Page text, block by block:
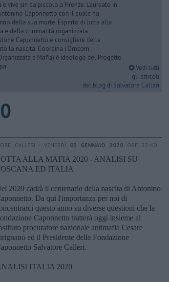
vive sin da piccolo a Firenze. Laureato in
Caponnetto con il quale ha
della sua morte. Esperto di lotta alla
e della criminalità organizzata
Caponnetto e consigliere della
la nascita. Coordina l'Omcom
e Mafia) è ideologo del Progetto
Vedi tutti
gli articoli
del blog di Salvatore Calleri
CALLERI - VENERDÌ 03 GENNAIO 2020 ORE 22:40
ALLA MAFIA 2020 - ANALISI SU
ED ITALIA
2020 cadrà il centenario della nascita di Antonino
Da qui l'importanza per noi di
questo anno su diverse questioni che la
Caponnetto tratterà oggi insieme al
procuratore nazionale antimafia Cesare
ed il Presidente della Fondazione
Salvatore Calleri.
ITALIA 2020